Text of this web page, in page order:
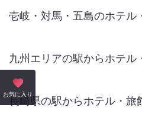
お気に入り
壱岐・対馬・五島のホテル
九州エリアの駅からホテル
長崎県の駅からホテル・旅